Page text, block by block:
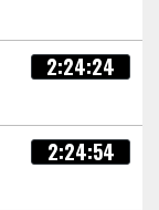
2:24:24
2:24:54